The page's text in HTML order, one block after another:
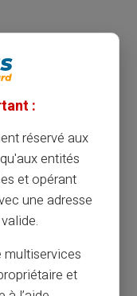
avec
prépayée
Article suivant
:
réservé aux
entités
et opérant
une adresse
multiservices
et